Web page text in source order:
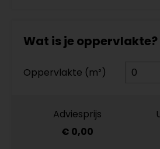
Wat is je oppervlakte?
Oppervlakte (m²)
Adviesprijs
€ 0,00